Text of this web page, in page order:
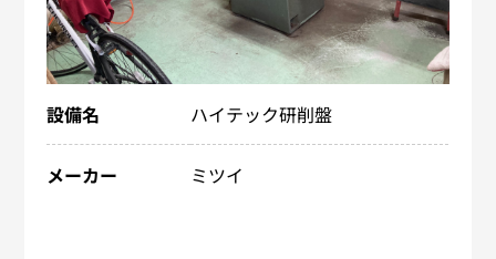
設備名 ハイテック研削盤
メーカー ミツイ